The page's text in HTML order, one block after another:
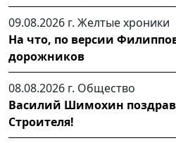
09.08.2026 г. Желтые хроники
На что, по версии
дорожников
08.08.2026 г. Общество
Василий Шимохин
Строителя!